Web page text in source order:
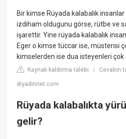
Bir kimse Rüyada kalabalık
izdiham oldugunu görse, rütbe ve
işarettir. Yine rüyada kalabalık
Eger o kimse tüccar ise, müsterisi
kimselerden ise dua isteyenleri çok
Kaynak kaldırma talebi |Cevabın
diyadinnet.com
Rüyada kalabalıkta
gelir?